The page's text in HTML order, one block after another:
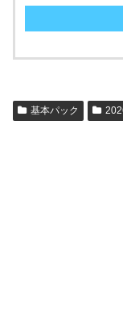
基本パック